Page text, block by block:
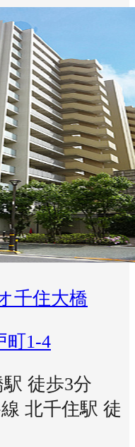
千住大橋
町1-4
徒歩3分
北千住駅 徒